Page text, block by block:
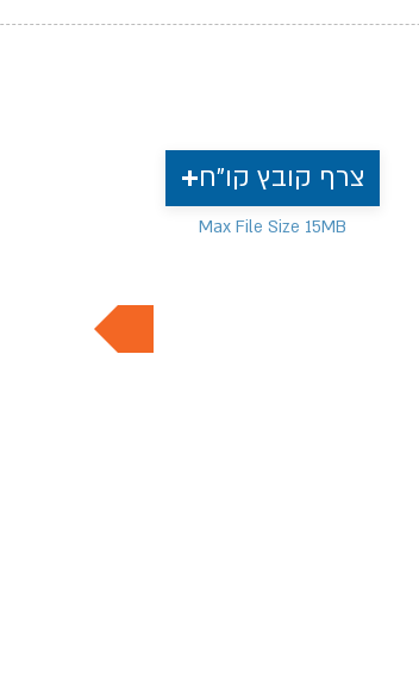
צרף קובץ קו"ח
Max File Size 15MB